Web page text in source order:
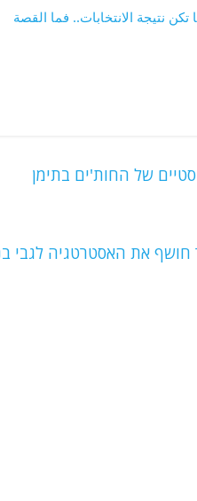
של החות'ים בתימן
את האסטרטגיה לגבי